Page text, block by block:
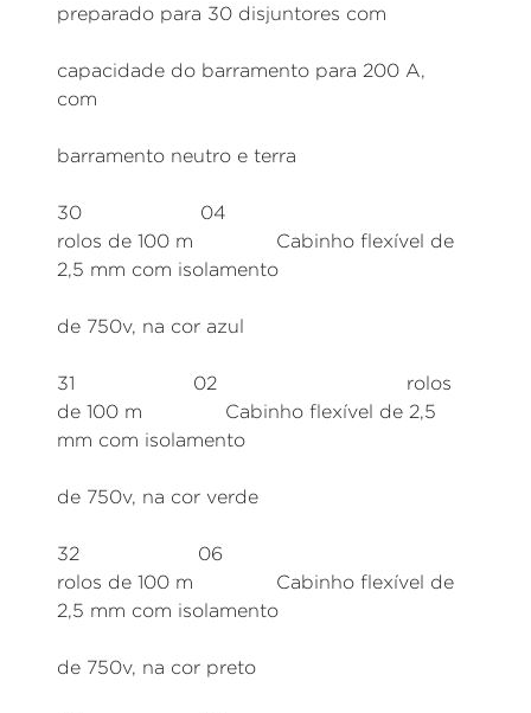
preparado para 30 disjuntores com
capacidade do barramento para 200 A,
com
barramento neutro e terra
30 04
rolos de 100 m Cabinho flexível de
2,5 mm com isolamento
de 750v, na cor azul
31 02 rolos
de 100 m Cabinho flexível de 2,5
mm com isolamento
de 750v, na cor verde
32 06
rolos de 100 m Cabinho flexível de
2,5 mm com isolamento
de 750v, na cor preto